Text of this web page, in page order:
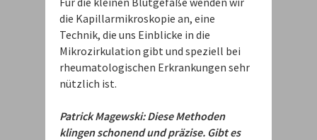
die Kapillarmikroskopie an, eine
Technik, die uns Einblicke in die
Mikrozirkulation gibt und speziell bei
rheumatologischen Erkrankungen sehr
nützlich ist.
Patrick Magewski: Diese Methoden
klingen schonend und präzise. Gibt es